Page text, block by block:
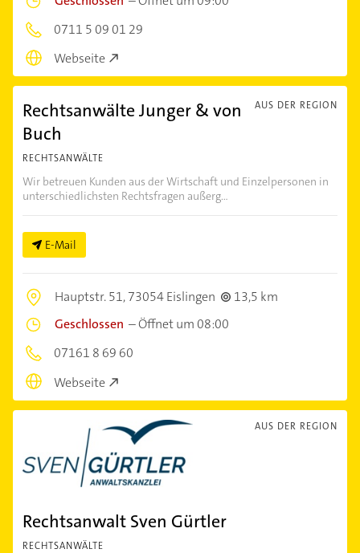
0711 5 09 01 29
Webseite
AUS DER REGION
Rechtsanwälte Junger & von
Buch
RECHTSANWÄLTE
Wir betreuen Kunden aus der Wirtschaft und Einzelpersonen in
unterschiedlichsten Rechtsfragen außerg...
E-Mail
Hauptstr. 51,73054 Eislingen
13,5 km
Geschlossen –Öffnet um 08:00
07161 8 69 60
Webseite
AUS DER REGION
Rechtsanwalt Sven Gürtler
RECHTSANWÄLTE